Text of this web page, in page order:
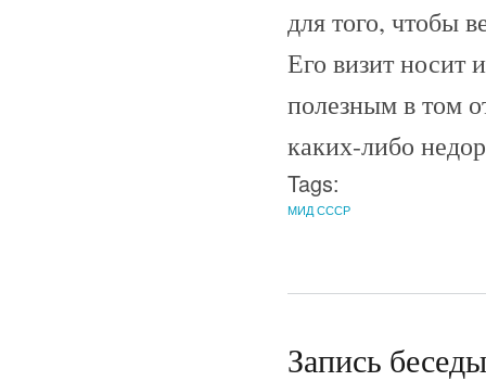
для того, чтобы
Его визит носит
полезным в том
каких-либо
Tags:
МИД СССР
Запись